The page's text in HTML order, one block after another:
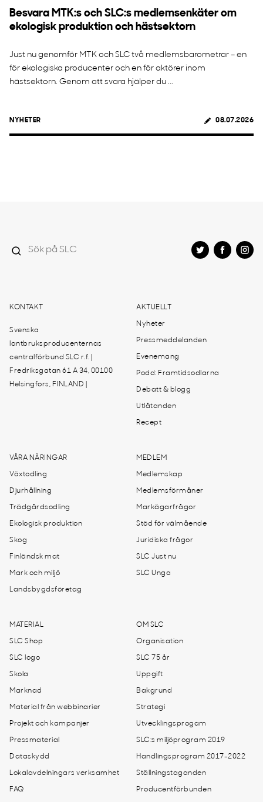
Besvara MTK:s och SLC:s medlemsenkäter om
ekologisk produktion och hästsektorn
Just nu genomför MTK och SLC två medlemsbarometrar – en
för ekologiska producenter och en för aktörer inom
hästsektorn. Genom att svara hjälper du ...
NYHETER 08.07.2026
KONTAKT
Svenska
lantbruksproducenternas
centralförbund SLC r.f. |
Fredriksgatan 61 A 34, 00100
Helsingfors, FINLAND |
AKTUELLT
Nyheter
Pressmeddelanden
Evenemang
Podd: Framtidsodlarna
Debatt & blogg
Utlåtanden
Recept
VÅRA NÄRINGAR
Växtodling
Djurhållning
Trädgårdsodling
Ekologisk produktion
Skog
Finländsk mat
Mark och miljö
Landsbygdsföretag
MEDLEM
Medlemskap
Medlemsförmåner
Markägarfrågor
Stöd för välmående
Juridiska frågor
SLC Just nu
SLC Unga
MATERIAL
SLC Shop
SLC logo
Skola
Marknad
Material från webbinarier
Projekt och kampanjer
Pressmaterial
Dataskydd
Lokalavdelningars verksamhet
FAQ
OM SLC
Organisation
SLC 75 år
Uppgift
Bakgrund
Strategi
Utvecklingsprogam
SLC:s miljöprogram 2019
Handlingsprogram 2017-2022
Ställningstaganden
Producentförbunden